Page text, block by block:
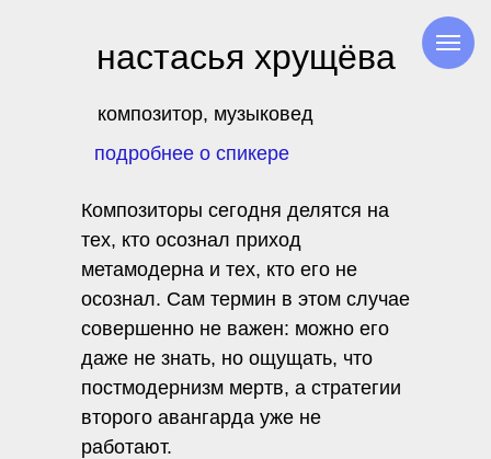
Композиторы сегодня делятся на
тех, кто осознал приход
метамодерна и тех, кто его не
осознал. Сам термин в этом случае
совершенно не важен: можно его
даже не знать, но ощущать, что
постмодернизм мертв, а стратегии
второго авангарда уже не
работают.
настасья хрущёва
композитор, музыковед
подробнее о спикере